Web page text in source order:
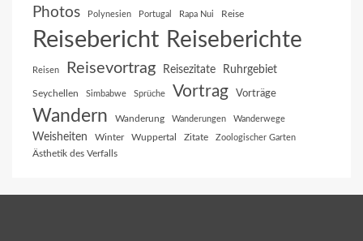
Photos Polynesien Portugal Rapa Nui Reise
Reisebericht Reiseberichte
Reisen Reisevortrag Reisezitate Ruhrgebiet
Seychellen Simbabwe Sprüche Vortrag Vorträge
Wandern Wanderung Wanderungen Wanderwege
Weisheiten Winter Wuppertal Zitate Zoologischer Garten
Ästhetik des Verfalls